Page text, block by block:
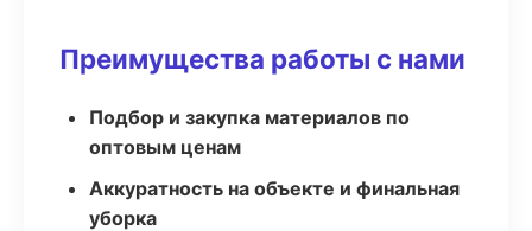
Преимущества работы с нами
Подбор и закупка материалов по
оптовым ценам
Аккуратность на объекте и финальная
уборка